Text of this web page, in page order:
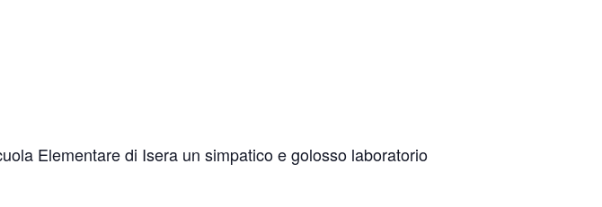
Elementare di Isera un simpatico e golosso laboratorio